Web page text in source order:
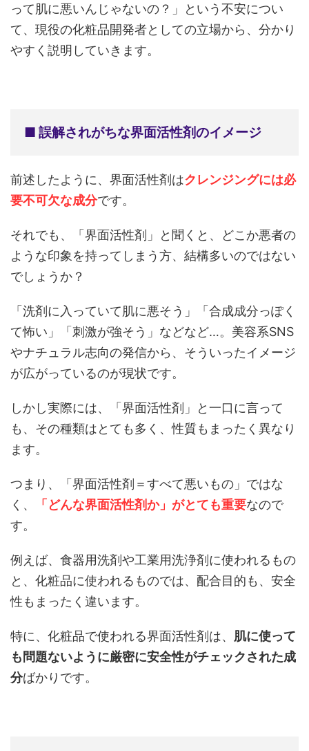
って肌に悪いんじゃないの？」という不安につい
て、現役の化粧品開発者としての立場から、分かり
やすく説明していきます。
■ 誤解されがちな界面活性剤のイメージ
前述したように、界面活性剤はクレンジングには必
要不可欠な成分です。
それでも、「界面活性剤」と聞くと、どこか悪者の
ような印象を持ってしまう方、結構多いのではない
でしょうか？
「洗剤に入っていて肌に悪そう」「合成成分っぽく
て怖い」「刺激が強そう」などなど…。美容系SNS
やナチュラル志向の発信から、そういったイメージ
が広がっているのが現状です。
しかし実際には、「界面活性剤」と一口に言って
も、その種類はとても多く、性質もまったく異なり
ます。
つまり、「界面活性剤＝すべて悪いもの」ではな
く、
「どんな界面活性剤か」がとても重要なので
す。
例えば、食器用洗剤や工業用洗浄剤に使われるもの
と、化粧品に使われるものでは、配合目的も、安全
性もまったく違います。
特に、化粧品で使われる界面活性剤は、 肌に使って
も問題ないように厳密に安全性がチェックされた成
分ばかりです。